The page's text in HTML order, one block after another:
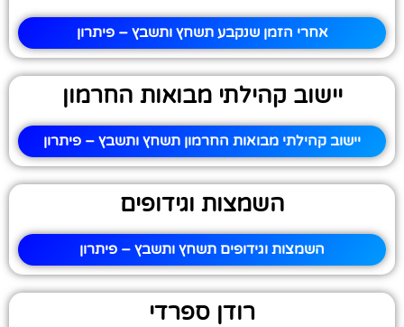
אחרי הזמן שנקבע תשחץ ותשבץ – פיתרון
יישוב קהילתי מבואות החרמון
יישוב קהילתי מבואות החרמון תשחץ ותשבץ – פיתרון
השמצות וגידופים
השמצות וגידופים תשחץ ותשבץ – פיתרון
רודן ספרדי